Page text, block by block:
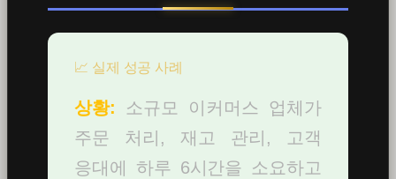
📈 실제 성공 사례
상황: 소규모 이커머스 업체가
주문 처리, 재고 관리, 고객
응대에 하루 6시간을 소요하고